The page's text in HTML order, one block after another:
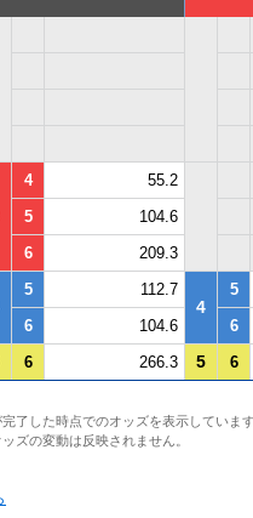
4
55.2
5
104.6
6 209.3
5 112.7
4
5
6 104.6 6
6 266.3 5 6
了した時点でのオッズを表示していま
ズの変動は反映されません。